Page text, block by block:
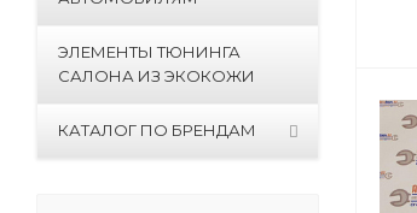
ЭЛЕМЕНТЫ ТЮНИНГА
САЛОНА ИЗ ЭКОКОЖИ
КАТАЛОГ ПО БРЕНДАМ